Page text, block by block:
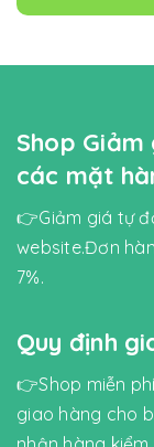
Shop
các mặt
👉Giảm giá tự
website.Đơn
7%.
Quy định
👉Shop miễn
giao hàng cho